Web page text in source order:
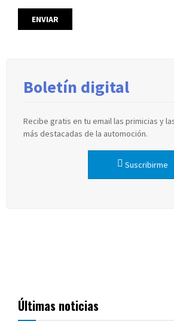
Boletín digital
Recibe gratis en tu email las primicias y
más destacadas de la automoción.
Suscribirme
Últimas noticias